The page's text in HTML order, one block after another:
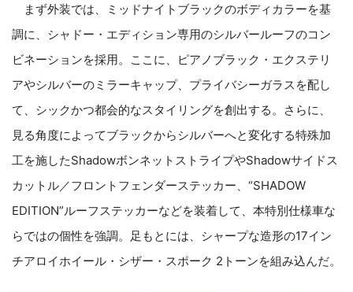
まず外装では、ミッドナイトブラックのボディカラーを基
調に、シャドー・エディション専用のシルバールーフのコン
ビネーションを採用。ここに、ピアノブラック・エクステリ
アやシルバーのミラーキャップ、プライバシーガラスを配し
て、シックかつ都会的なスタイリングを創出する。さらに、
見る角度によってブラックからシルバーへと変化する特殊加
工を施したShadowボンネットストライプやShadowサイドス
カットル／フロントフェンダーステッカー、“SHADOW
EDITION”ルーフステッカーなどを装着して、本特別仕様車な
らではの個性を強調。足もとには、シャープな造形の17イン
チアロイホイール・シザー・スポーク 2トーンを組み込んだ。